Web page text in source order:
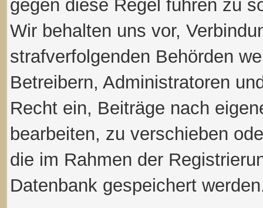
gegen diese Regel führen zu
Wir behalten uns vor,
strafverfolgenden Behörden
Betreibern, Administratoren
Recht ein, Beiträge nach
bearbeiten, zu verschieben
die im Rahmen der
Datenbank gespeichert